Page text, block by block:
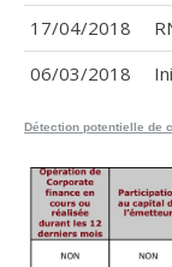
17/04/2018
06/03/2018
Détection potentielle de